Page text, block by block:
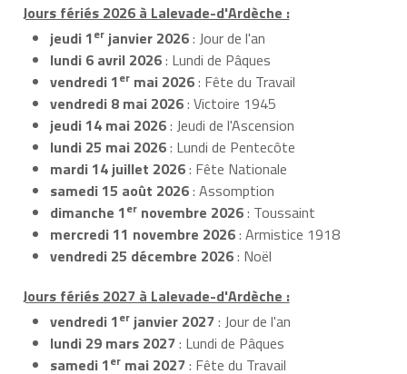
Jours fériés 2026 à Lalevade-d'Ardèche :
jeudi 1er janvier 2026: Jour de l'an
lundi 6 avril 2026: Lundi de Pâques
vendredi 1er mai 2026: Fête du Travail
vendredi 8 mai 2026: Victoire 1945
jeudi 14 mai 2026: Jeudi de l'Ascension
lundi 25 mai 2026: Lundi de Pentecôte
mardi 14 juillet 2026: Fête Nationale
samedi 15 août 2026: Assomption
dimanche 1er novembre 2026: Toussaint
mercredi 11 novembre 2026: Armistice 1918
vendredi 25 décembre 2026: Noël
Jours fériés 2027 à Lalevade-d'Ardèche :
vendredi 1er janvier 2027: Jour de l'an
lundi 29 mars 2027: Lundi de Pâques
samedi 1er mai 2027: Fête du Travail